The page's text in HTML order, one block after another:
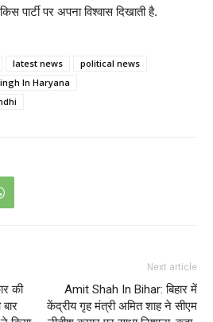
पार्टी पर अपना विश्वास दिखाती है.
latest news
political news
In Haryana
की
Next article
Amit Shah In Bihar: बिहार में
केंद्रीय गृह मंत्री अमित शाह ने सीएम